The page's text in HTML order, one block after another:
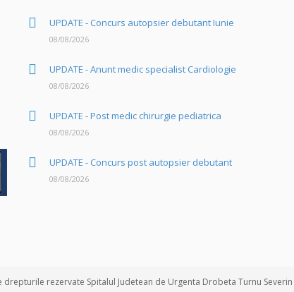
UPDATE - Concurs autopsier debutant Iunie
08/08/2026
UPDATE - Anunt medic specialist Cardiologie
08/08/2026
UPDATE - Post medic chirurgie pediatrica
08/08/2026
UPDATE - Concurs post autopsier debutant
08/08/2026
rezervate Spitalul Judetean de Urgenta Drobeta Turnu